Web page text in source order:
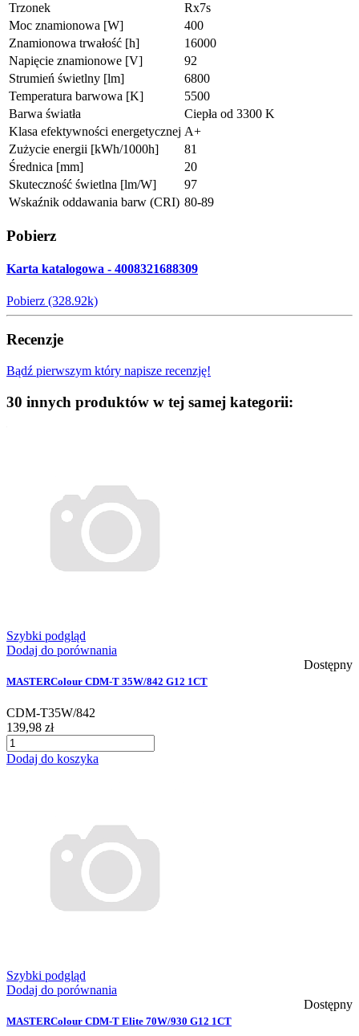
Trzonek
Rx7s
Moc znamionowa [W]
400
Znamionowa trwałość [h]
16000
Napięcie znamionowe [V]
92
Strumień świetlny [lm]
6800
Temperatura barwowa [K]
5500
Barwa światła
Ciepła od 3300 K
Klasa efektywności energetycznej A+
Zużycie energii [kWh/1000h]
81
Średnica [mm]
20
Skuteczność świetlna [lm/W]
97
Wskaźnik oddawania barw (CRI) 80-89
Pobierz
Karta katalogowa - 4008321688309
Pobierz (328.92k)
Recenzje
Bądź pierwszym który napisze recenzję!
30 innych produktów w tej samej kategorii:
Szybki podgląd
Dodaj do porównania
Dostępny
MASTERColour CDM-T 35W/842 G12 1CT
CDM-T35W/842
139,98 zł
Dodaj do koszyka
Szybki podgląd
Dodaj do porównania
Dostępny
MASTERColour CDM-T Elite 70W/930 G12 1CT